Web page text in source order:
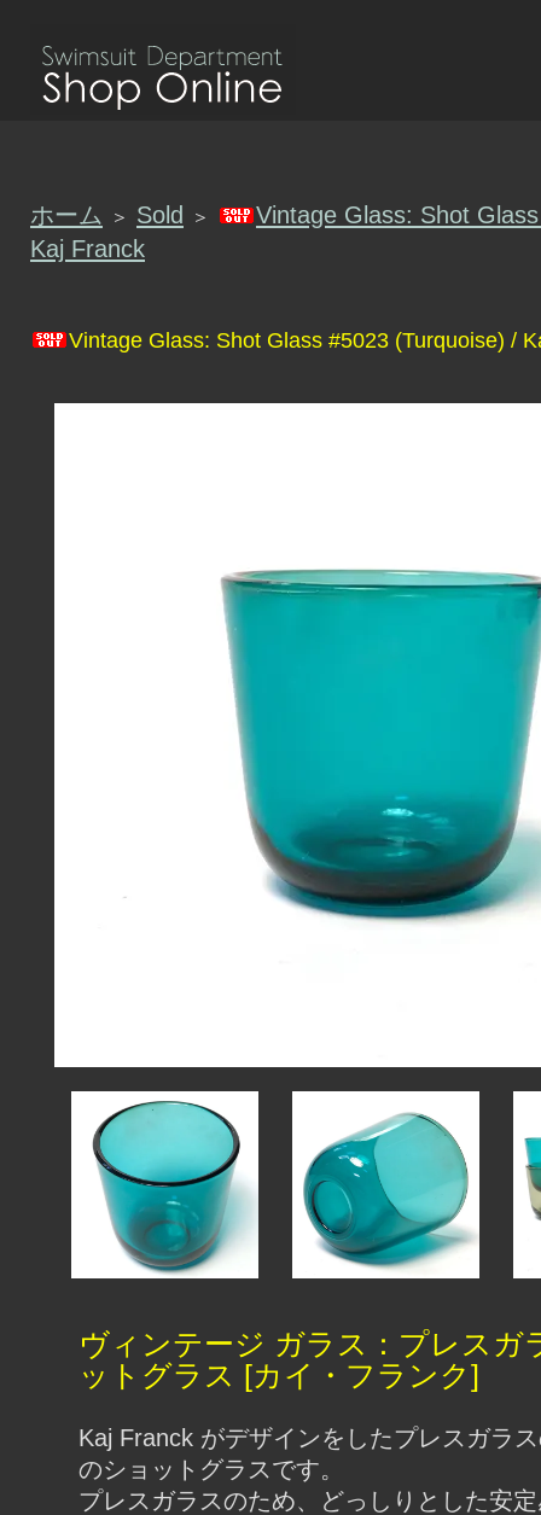
ホーム ＞ Sold ＞
Vintage Glass: Shot
Kaj Franck
Vintage Glass: Shot Glass #5023 (Turquoise) /
ヴィンテージ ガラス：プレスガ
ットグラス [カイ・フランク]
Kaj Franck がデザインをしたプレスガラ
のショットグラスです。
プレスガラスのため、どっしりとした安